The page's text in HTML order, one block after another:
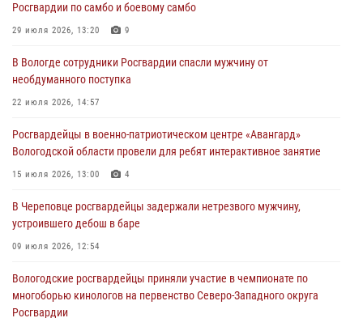
ЗА МИНУВШУЮ НЕДЕЛЮ СОТРУДНИКАМИ ВНЕВЕДОМСТВЕННОЙ
ОХРАНЫ РОСГВАРДИИ В ВОЛОГОДСКОЙ ОБЛАСТИ ЗАДЕРЖАНО 23
02 августа 2026, 10:37
Росгвардейцы в г. Соколе задержали несовершеннолетнего
31 июля 2026, 06:43
В Вологде стартовал Чемпионат Северо-Западного округа
29 июля 2026, 13:20
Росгвардии по самбо и боевому самбо
29 июля 2026, 13:20 9
В Вологде сотрудники Росгвардии спасли мужчину от
необдуманного поступка
22 июля 2026, 14:57
Росгвардейцы в военно-патриотическом центре «Авангард»
Вологодской области провели для ребят интерактивное занятие
15 июля 2026, 13:00 4
В Череповце росгвардейцы задержали нетрезвого мужчину,
устроившего дебош в баре
09 июля 2026, 12:54
Вологодские росгвардейцы приняли участие в чемпионате по
многоборью кинологов на первенство Северо-Западного округа
Росгвардии